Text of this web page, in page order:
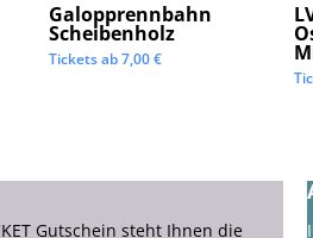
Galopprennbahn
Scheibenholz
Tickets ab7,00€
Gutschein steht Ihnen die